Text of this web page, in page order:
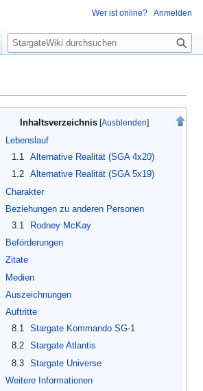
Inhaltsverzeichnis
Lebenslauf
1.1
Alternative Realität (SGA 4x20)
1.2
Alternative Realität (SGA 5x19)
Charakter
Beziehungen zu anderen Personen
3.1
Rodney McKay
Beförderungen
Zitate
Medien
Auszeichnungen
Auftritte
8.1
Stargate Kommando SG-1
8.2
Stargate Atlantis
8.3
Stargate Universe
Weitere Informationen
Wer ist online? Anmelden
S
u
e